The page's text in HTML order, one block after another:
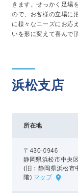
きます。せっかく足場
ので、お客様の立場に
に様々なニーズにお応
いを形に変えて喜んで
浜松支店
所在地
〒430-0946
静岡県浜松市中央
(旧：静岡県浜松市
階) マップ